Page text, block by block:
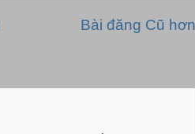
Bài đăng Cũ hơn